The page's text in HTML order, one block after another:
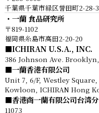
千葉県千葉市緑区誉田町2-28-3
・一蘭 食品研究所
〒819-1102
福岡県糸島市高田2-20-20
■ICHIRAN U.S.A., INC.
386 Johnson Ave. Brooklyn,
■一蘭香港有限公司
Unit 7, 6/F, Westley
Kowloon, ICHIRAN Hong
■香港商一蘭有限公司台湾
11073